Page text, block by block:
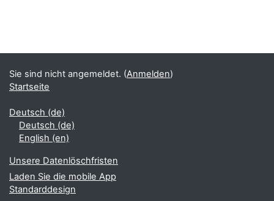
Sie sind nicht angemeldet. (Anmelden)
Startseite
Deutsch ‎(de)‎
Deutsch ‎(de)‎
English ‎(en)‎
Unsere Datenlöschfristen
Laden Sie die mobile App
Standarddesign